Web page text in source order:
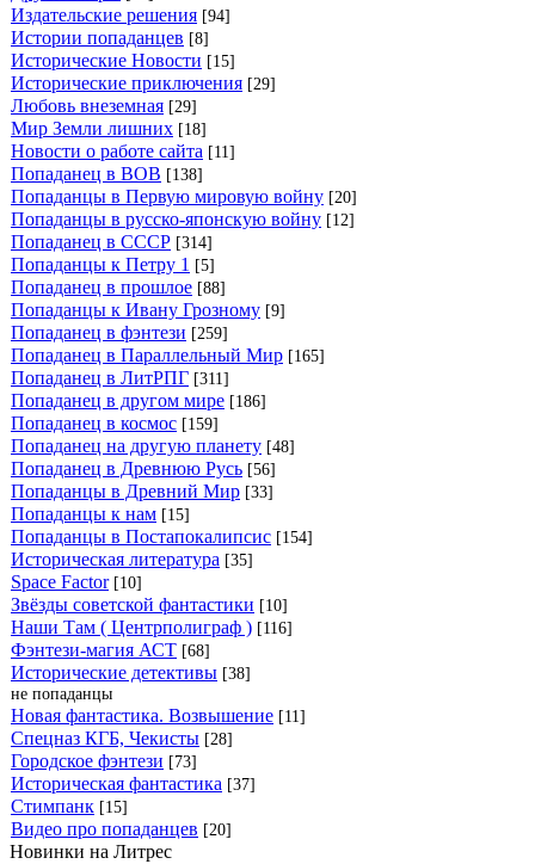
Издательские решения [94]
Истории попаданцев [8]
Исторические Новости [15]
Исторические приключения [29]
Любовь внеземная [29]
Мир Земли лишних [18]
Новости о работе сайта [11]
Попаданец в ВОВ [138]
Попаданцы в Первую мировую войну [20]
Попаданцы в русско-японскую войну [12]
Попаданец в СССР [314]
Попаданцы к Петру 1 [5]
Попаданец в прошлое [88]
Попаданцы к Ивану Грозному [9]
Попаданец в фэнтези [259]
Попаданец в Параллельный Мир [165]
Попаданец в ЛитРПГ [311]
Попаданец в другом мире [186]
Попаданец в космос [159]
Попаданец на другую планету [48]
Попаданец в Древнюю Русь [56]
Попаданцы в Древний Мир [33]
Попаданцы к нам [15]
Попаданцы в Постапокалипсис [154]
Историческая литература [35]
Space Factor [10]
Звёзды советской фантастики [10]
Наши Там ( Центрполиграф ) [116]
Фэнтези-магия АСТ [68]
Исторические детективы [38]
не попаданцы
Новая фантастика. Возвышение [11]
Спецназ КГБ, Чекисты [28]
Городское фэнтези [73]
Историческая фантастика [37]
Стимпанк [15]
Видео про попаданцев [20]
Новинки на Литрес